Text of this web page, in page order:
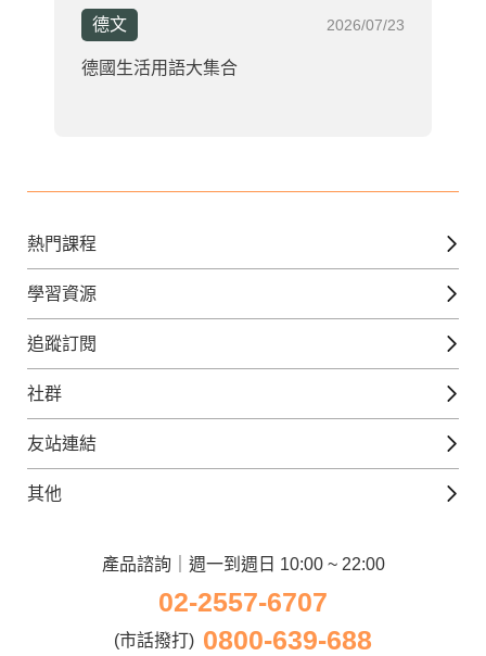
德文 2026/07/23
德國生活用語大集合
熱門課程
英文課程
日語課程
韓語課程
法文課程
兒童日語課程
學習資源
免費線上檢定
外語補給站
美日語數位學院
追蹤訂閱
Gjun-就醬學外語
官方Youtube
社群
英語觀光城
日語觀光城
友站連結
iWorld JR
電腦直播教學
其他
產品諮詢｜週一到週日 10:00 ~ 22:00
02-2557-6707
(市話撥打) 0800-639-688